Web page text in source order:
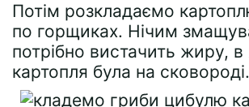
Потім розкладаємо
по горщиках. Нічим
потрібно вистачить жиру,
картопля була на сковороді.